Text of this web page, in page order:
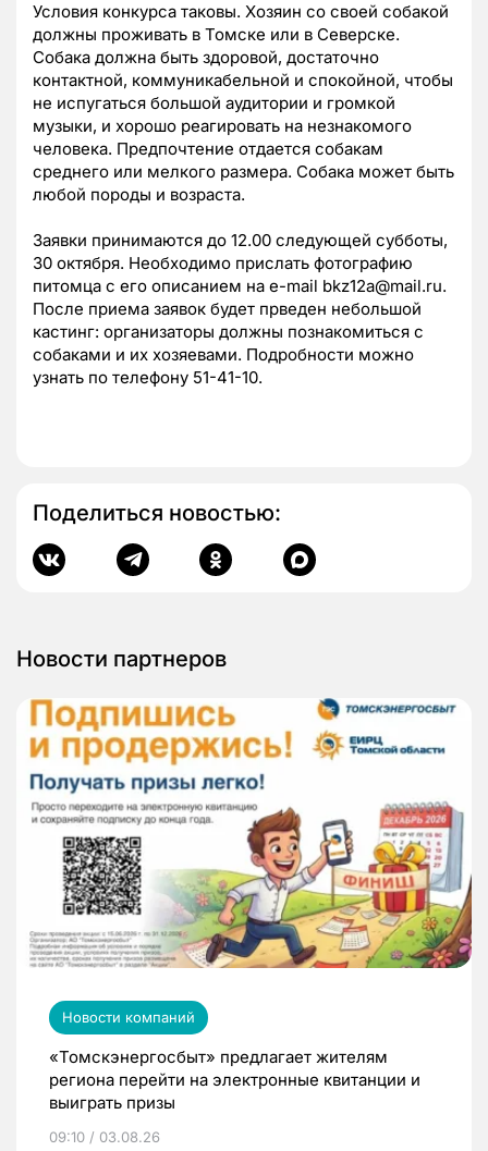
Условия конкурса таковы. Хозяин со своей собакой
должны проживать в Томске или в Северске.
Собака должна быть здоровой, достаточно
контактной, коммуникабельной и спокойной, чтобы
не испугаться большой аудитории и громкой
музыки, и хорошо реагировать на незнакомого
человека. Предпочтение отдается собакам
среднего или мелкого размера. Собака может быть
любой породы и возраста.
Заявки принимаются до 12.00 следующей субботы,
30 октября. Необходимо прислать фотографию
питомца с его описанием на e-mail bkz12a@mail.ru.
После приема заявок будет прведен небольшой
кастинг: организаторы должны познакомиться с
собаками и их хозяевами. Подробности можно
узнать по телефону 51-41-10.
Поделиться новостью:
Новости партнеров
Новости компаний
«Томскэнергосбыт» предлагает жителям
региона перейти на электронные квитанции и
выиграть призы
09:10 / 03.08.26